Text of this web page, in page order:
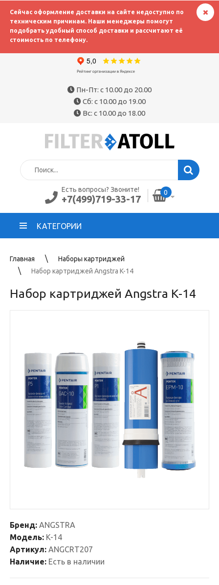
Сейчас оформление доставки на сайте недоступно по
техническим причинам. Наши менеджеры помогут
подобрать удобный способ доставки и рассчитают её
стоимость по телефону.
Пн-Пт: с 10.00 до 20.00
Сб: с 10.00 до 19.00
Вс: с 10.00 до 18.00
Есть вопросы? Звоните!
+7(499)719-33-17
0
КАТЕГОРИИ
Главная
Наборы картриджей
Набор картриджей Angstra K-14
Набор картриджей Angstra K-14
Бренд: ANGSTRA
Модель: K-14
Артикул: ANGCRT207
Наличие: Есть в наличии